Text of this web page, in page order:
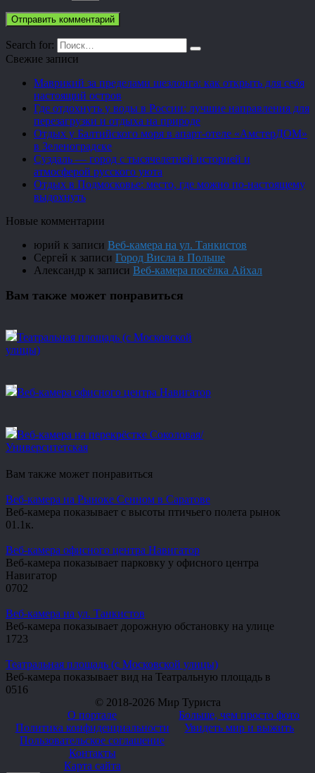
Search for:
Свежие записи
Маврикий за пределами шезлонга: как открыть для себя
настоящий остров
Где отдохнуть у воды в России: лучшие направления для
перезагрузки и отдыха на природе
Отдых у Балтийского моря в апарт-отеле «АмстерДОМ»
в Зеленоградске
Суздаль — город с тысячелетней историей и
атмосферой русского уюта
Отдых в Подмосковье: место, где можно по-настоящему
выдохнуть
Новые комментарии
юрий к записи Веб-камера на ул. Танкистов
Сергей к записи Город Висла в Польше
Александр к записи Веб-камера посёлка Айхал
Вам также может понравиться
Театральная площадь (с Московской
улицы)
Веб-камера офисного центра Навигатор
Веб-камера на перекрёстке Соколовая/
Университетская
Вам также может понравиться
Веб-камера на Рыноке Сенном в Саратове
Веб-камера показывает с высоты птичьего полета рынок
01.1к.
Веб-камера офисного центра Навигатор
Веб-камера показывает парковку у офисного центра
Навигатор
0702
Веб-камера на ул. Танкистов
Веб-камера показывает дорожную обстановку на улице
1 723
Театральная площадь (с Московской улицы)
Веб-камера показывает вид на Театральную площадь в
0516
© 2018-2026 Мир Туриста
О портале
Политика конфиденциальности
Пользовательское соглашение
Контакты
Карта сайта
Больше, чем просто фото
Увидеть мир и выжить